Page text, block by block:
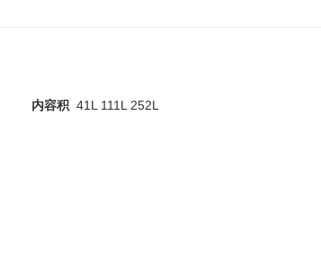
内容积 41L 111L 252L